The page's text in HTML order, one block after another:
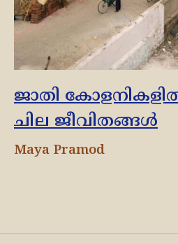
ജാതി
ചില ജീവിതങ്ങൾ
Maya Pramod